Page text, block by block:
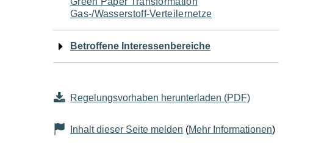
für
den
Seiteninhalt
Gas-/Wasserstoff-Verteilernetze
Betroffene Interessenbereiche
Regelungsvorhaben herunterladen (PDF)
Inhalt dieser Seite melden (Mehr Informationen)